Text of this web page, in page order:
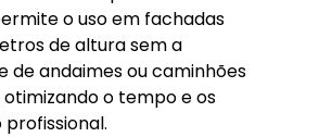
o uso em fachadas
de altura sem a
de andaimes ou caminhões
o tempo e os